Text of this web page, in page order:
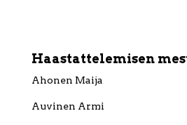
Haastattelemisen
Ahonen Maija
Auvinen Armi